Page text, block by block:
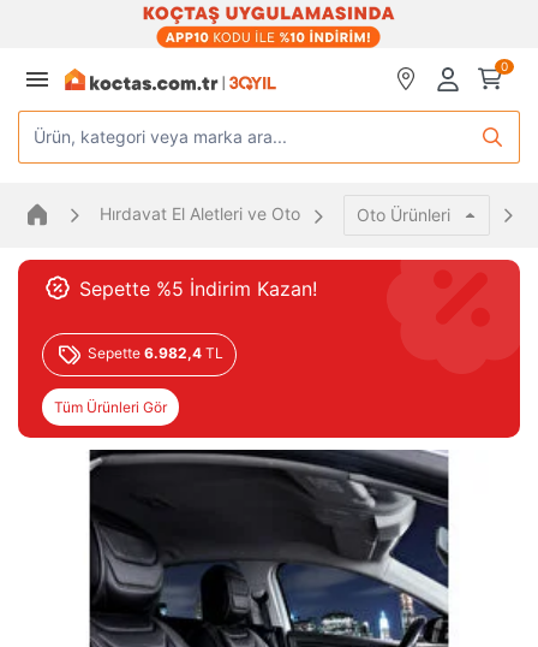
0
Ürün, kategori veya marka ara...
Hırdavat El Aletleri ve Oto Oto Ürünleri
Sepette %5 İndirim Kazan!
Sepette 6.982,4 TL
Tüm Ürünleri Gör